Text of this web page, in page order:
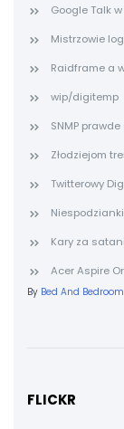
Google Talk w
Mistrzowie
Raidframe a
wip/digitemp
SNMP
Złodziejom
Twitterowy
Kary za
Acer Aspire
By Bed And Bedroom
FLICKR